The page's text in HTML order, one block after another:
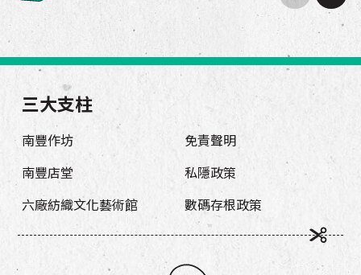
三大支柱
南豐作坊
南豐店堂
六廠紡織文化藝術館
免責聲明
私隱政策
數碼存根政策